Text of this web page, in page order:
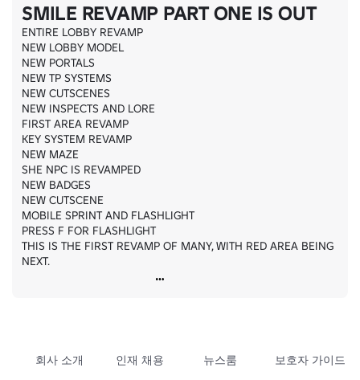
SMILE REVAMP PART ONE IS OUT
ENTIRE LOBBY REVAMP
NEW LOBBY MODEL
NEW PORTALS
NEW TP SYSTEMS
NEW CUTSCENES
NEW INSPECTS AND LORE
FIRST AREA REVAMP
KEY SYSTEM REVAMP
NEW MAZE
SHE NPC IS REVAMPED
NEW BADGES
NEW CUTSCENE
MOBILE SPRINT AND FLASHLIGHT
PRESS F FOR FLASHLIGHT
THIS IS THE FIRST REVAMP OF MANY, WITH RED AREA BEING
NEXT.
회사 소개 인재 채용 뉴스룸
보호자 가이드